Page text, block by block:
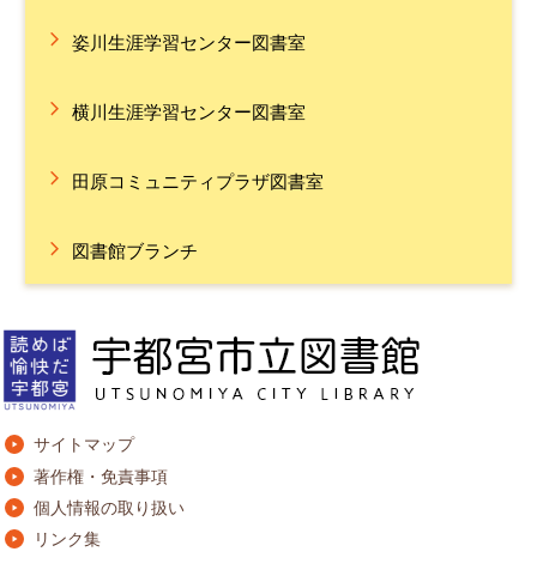
姿川生涯学習センター図書室
横川生涯学習センター図書室
田原コミュニティプラザ図書室
図書館ブランチ
サイトマップ
著作権・免責事項
個人情報の取り扱い
リンク集